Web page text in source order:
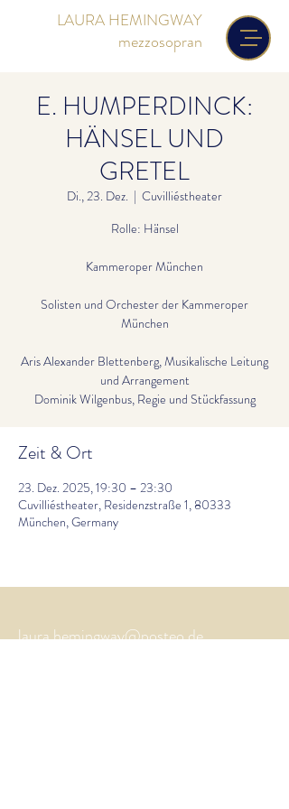
LAURA HEMINGWAY
mezzosopran
E. HUMPERDINCK:
HÄNSEL UND
GRETEL
Di., 23. Dez.
  |
Cuvilliéstheater
Rolle: Hänsel
Kammeroper München
Solisten und Orchester der Kammeroper
München
Aris Alexander Blettenberg, Musikalische Leitung
und Arrangement
Dominik Wilgenbus, Regie und Stückfassung
Zeit & Ort
23. Dez. 2025, 19:30 – 23:30
Cuvilliéstheater, Residenzstraße 1, 80333
München, Germany
laura.hemingway@posteo.de